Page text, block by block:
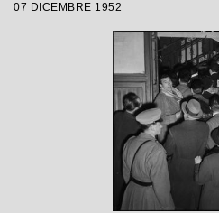
di Carl Ebert
07 DICEMBRE 1952